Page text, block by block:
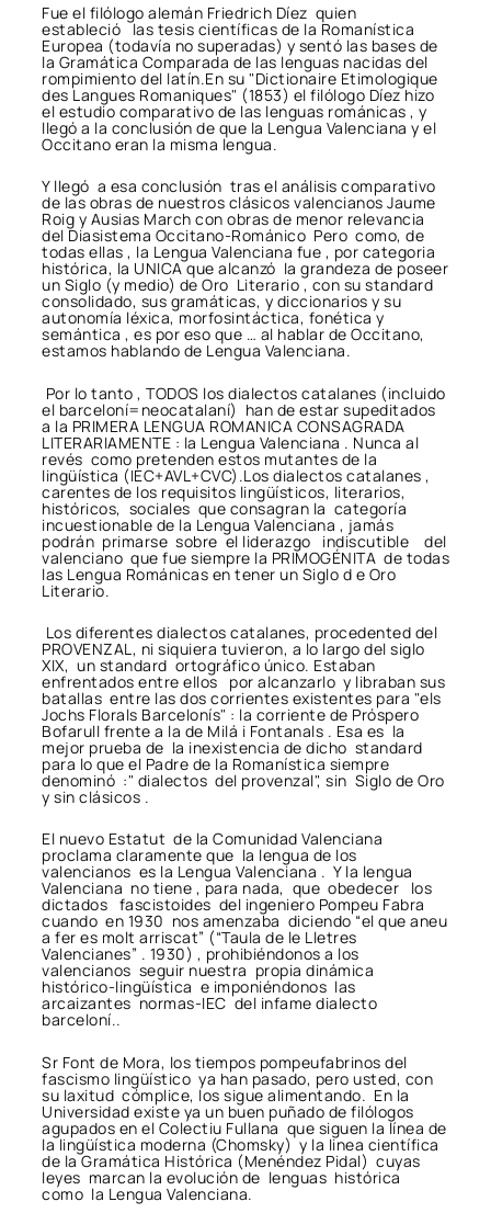
Fue el filólogo alemán Friedrich Díez quien
estableció las tesis científicas de la Romanística
Europea (todavía no superadas) y sentó las bases de
la Gramática Comparada de las lenguas nacidas del
rompimiento del latín.En su "Dictionaire Etimologique
des Langues Romaniques" (1853) el filólogo Díez hizo
el estudio comparativo de las lenguas románicas , y
llegó a la conclusión de que la Lengua Valenciana y el
Occitano eran la misma lengua.
Y llegó a esa conclusión tras el análisis comparativo
de las obras de nuestros clásicos valencianos Jaume
Roig y Ausias March con obras de menor relevancia
del Diasistema Occitano-Románico Pero como, de
todas ellas , la Lengua Valenciana fue , por categoria
histórica, la UNICA que alcanzó la grandeza de poseer
un Siglo (y medio) de Oro Literario , con su standard
consolidado, sus gramáticas, y diccionarios y su
autonomía léxica, morfosintáctica, fonética y
semántica , es por eso que … al hablar de Occitano,
estamos hablando de Lengua Valenciana.
Por lo tanto , TODOS los dialectos catalanes (incluido
el barceloní=neocatalaní) han de estar supeditados
a la PRIMERA LENGUA ROMANICA CONSAGRADA
LITERARIAMENTE : la Lengua Valenciana . Nunca al
revés como pretenden estos mutantes de la
lingüística (IEC+AVL+CVC).Los dialectos catalanes ,
carentes de los requisitos lingüísticos, literarios,
históricos, sociales que consagran la categoría
incuestionable de la Lengua Valenciana , jamás
podrán primarse sobre el liderazgo indiscutible del
valenciano que fue siempre la PRIMOGÉNITA de todas
las Lengua Románicas en tener un Siglo d e Oro
Literario.
Los diferentes dialectos catalanes, procedented del
PROVENZAL, ni siquiera tuvieron, a lo largo del siglo
XIX, un standard ortográfico único. Estaban
enfrentados entre ellos por alcanzarlo y libraban sus
batallas entre las dos corrientes existentes para "els
Jochs Florals Barcelonís" : la corriente de Próspero
Bofarull frente a la de Milá i Fontanals . Esa es la
mejor prueba de la inexistencia de dicho standard
para lo que el Padre de la Romanística siempre
denominó :" dialectos del provenzal", sin Siglo de Oro
y sin clásicos .
El nuevo Estatut de la Comunidad Valenciana
proclama claramente que la lengua de los
valencianos es la Lengua Valenciana . Y la lengua
Valenciana no tiene , para nada, que obedecer los
dictados fascistoides del ingeniero Pompeu Fabra
cuando en 1930 nos amenzaba diciendo “el que aneu
a fer es molt arriscat” (“Taula de le Lletres
Valencianes” . 1930) , prohibiéndonos a los
valencianos seguir nuestra propia dinámica
histórico-lingüística e imponiéndonos las
arcaizantes normas-IEC del infame dialecto
barceloní..
Sr Font de Mora, los tiempos pompeufabrinos del
fascismo lingüístico ya han pasado, pero usted, con
su laxitud cómplice, los sigue alimentando. En la
Universidad existe ya un buen puñado de filólogos
agupados en el Colectiu Fullana que siguen la línea de
la lingüística moderna (Chomsky) y la linea científica
de la Gramática Histórica (Menéndez Pidal) cuyas
leyes marcan la evolución de lenguas histórica
como la Lengua Valenciana.